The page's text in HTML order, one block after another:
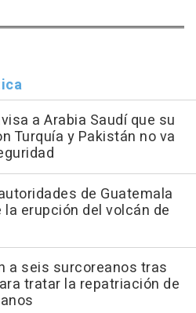
a Arabia Saudí que su
Turquía y Pakistán no va
de Guatemala
erupción del volcán de
a seis surcoreanos tras
tratar la repatriación de